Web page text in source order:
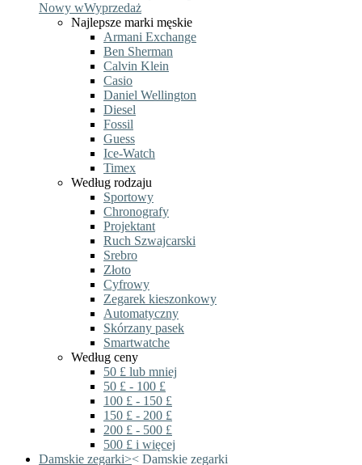
Nowy wWyprzedaż
Najlepsze marki męskie
Armani Exchange
Ben Sherman
Calvin Klein
Casio
Daniel Wellington
Diesel
Fossil
Guess
Ice-Watch
Timex
Według rodzaju
Sportowy
Chronografy
Projektant
Ruch Szwajcarski
Srebro
Złoto
Cyfrowy
Zegarek kieszonkowy
Automatyczny
Skórzany pasek
Smartwatche
Według ceny
50 £ lub mniej
50 £ - 100 £
100 £ - 150 £
150 £ - 200 £
200 £ - 500 £
500 £ i więcej
Damskie zegarki>< Damskie zegarki